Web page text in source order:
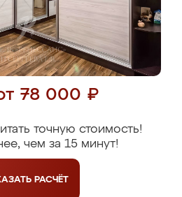
78 000 ₽
точную стоимость!
чем за 15 минут!
РАСЧЁТ